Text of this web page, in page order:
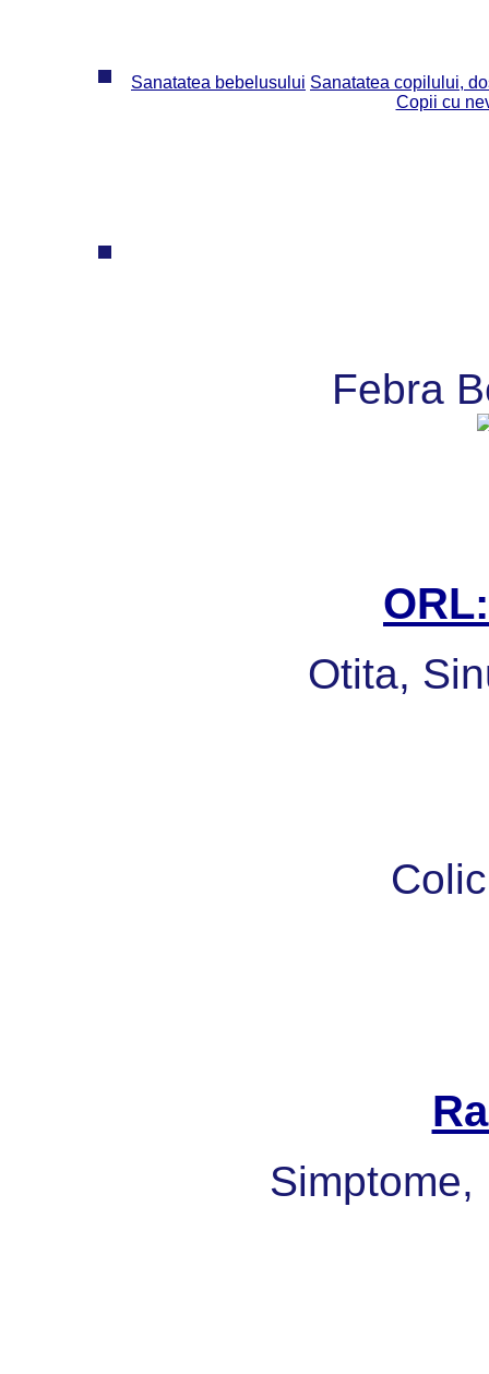
Sanatatea bebelusului Sanatatea copilului,
Copii cu
Febra
Otita,